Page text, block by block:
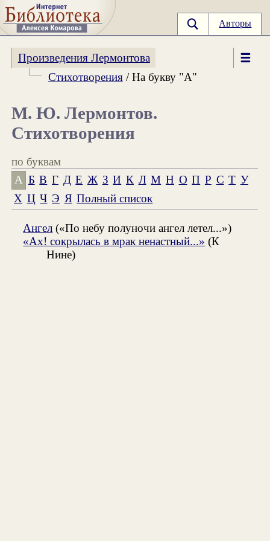
Авторы
Произведения Лермонтова
Стихотворения/ На букву "А"
М. Ю. Лермонтов.
Стихотворения
по буквам
А Б В Г Д Е Ж З И К Л М Н О П Р С Т У
Х Ц Ч Э Я Полный список
Ангел («По небу полуночи ангел летел...»)
«Ах! сокрылась в мрак ненастный...» (К
Нине)